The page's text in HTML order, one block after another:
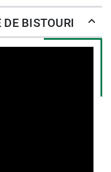
Le praticien
éviter toute
main.
BISTOURI